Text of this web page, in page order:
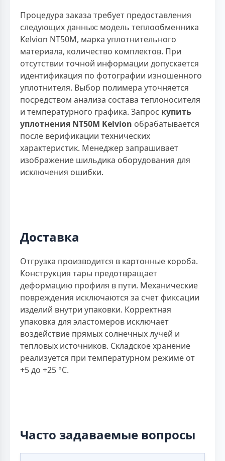
Процедура заказа требует предоставления
следующих данных: модель теплообменника
Kelvion NT50M, марка уплотнительного
материала, количество комплектов. При
отсутствии точной информации допускается
идентификация по фотографии изношенного
уплотнителя. Выбор полимера уточняется
посредством анализа состава теплоносителя
и температурного графика. Запрос купить
уплотнения NT50M Kelvion обрабатывается
после верификации технических
характеристик. Менеджер запрашивает
изображение шильдика оборудования для
исключения ошибки.
Доставка
Отгрузка производится в картонные короба.
Конструкция тары предотвращает
деформацию профиля в пути. Механические
повреждения исключаются за счет фиксации
изделий внутри упаковки. Корректная
упаковка для эластомеров исключает
воздействие прямых солнечных лучей и
тепловых источников. Складское хранение
реализуется при температурном режиме от
+5 до +25 °С.
Часто задаваемые вопросы